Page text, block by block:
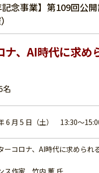
記念事業】第109回公
ナ、AI時代に求め
名
6 月 5 日（土） 13:30～
ーコロナ、AI時代に求められ
ス作家 竹内 薫 氏